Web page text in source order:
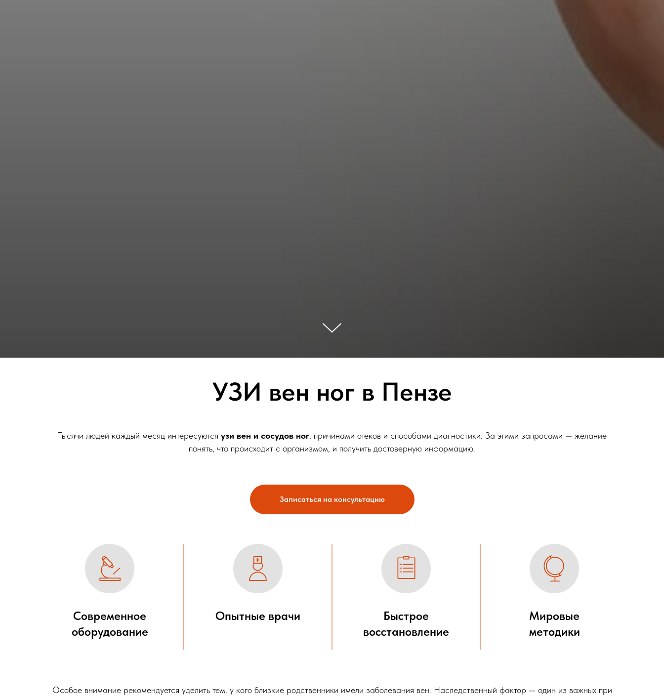
УЗИ вен ног в Пензе
Тысячи людей каждый месяц интересуются узи вен и сосудов ног, причинами отеков и способами диагностики. За этими запросами — желание
понять, что происходит с организмом, и получить достоверную информацию.
Записаться на консультацию
Современное
оборудование
Опытные врачи
Быстрое
восстановление
Мировые
методики
Особое внимание рекомендуется уделить тем, у кого близкие родственники имели заболевания вен. Наследственный фактор — один из важных при